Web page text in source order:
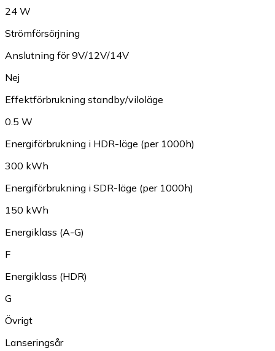
24 W
Strömförsörjning
Anslutning för 9V/12V/14V
Nej
Effektförbrukning standby/viloläge
0.5 W
Energiförbrukning i HDR-läge (per 1000h)
300 kWh
Energiförbrukning i SDR-läge (per 1000h)
150 kWh
Energiklass (A-G)
F
Energiklass (HDR)
G
Övrigt
Lanseringsår